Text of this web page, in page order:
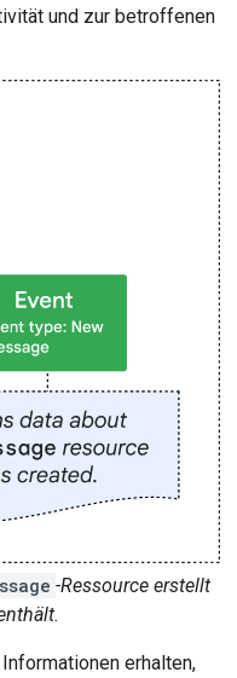
und zur betroffenen
-Ressource erstellt
erhalten,